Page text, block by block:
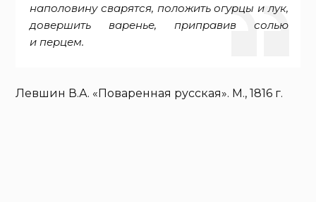
наполовину сварятся, положить огурцы и лук,
довершить варенье, приправив солью
и перцем.
Левшин В.А. «Поваренная русская». М., 1816 г.